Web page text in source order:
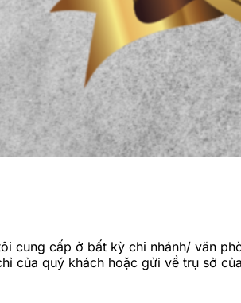
cung cấp ở bất kỳ chi nhánh/ văn
của quý khách hoặc gửi về trụ sở